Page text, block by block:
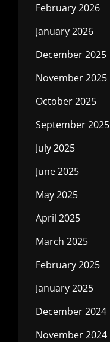
February 2026
January 2026
December 2025
November 2025
October 2025
September 2025
July 2025
June 2025
May 2025
April 2025
March 2025
February 2025
January 2025
December 2024
November 2024